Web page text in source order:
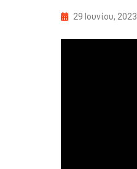
29 Ιουνίου, 2023